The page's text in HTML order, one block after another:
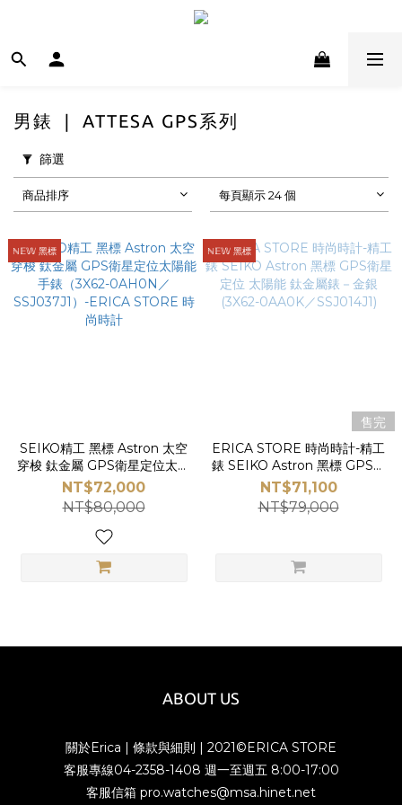
男錶 ❘ ATTESA GPS系列
篩選
商品排序 每頁顯示 24 個
ℕ𝔼𝕎 黑標
SEIKO精工 黑標 Astron 太空
穿梭 鈦金屬 GPS衛星定位太陽
能手錶（3X62-0AH0N／
SSJ037J1）-ERICA STORE
時尚時計
NT$72,000
NT$80,000
ℕ𝔼𝕎 黑標
售完
ERICA STORE 時尚時計-精工
錶 SEIKO Astron 黑標 GPS衛
星定位 太陽能 鈦金屬錶－金銀
(3X62-0AA0K／SSJ014J1)
NT$71,100
NT$79,000
ABOUT US
關於Erica | 條款與細則 | 2021©ERICA STORE
客服專線04-2358-1408 週一至週五 8:00-17:00
客服信箱 pro.watches@msa.hinet.net